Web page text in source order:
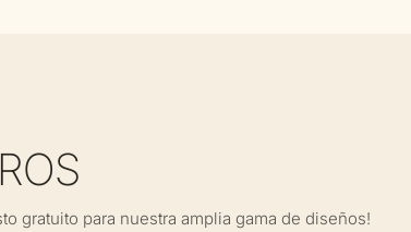
gratuito para nuestra amplia gama de diseños!